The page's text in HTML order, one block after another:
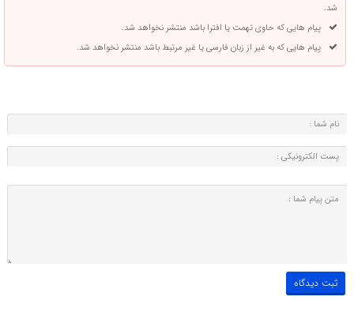
شد.
پیام هایی که حاوی تهمت یا افترا باشد منتشر نخواهد شد.
پیام هایی که به غیر از زبان فارسی یا غیر مرتبط باشد منتشر نخواهد شد.